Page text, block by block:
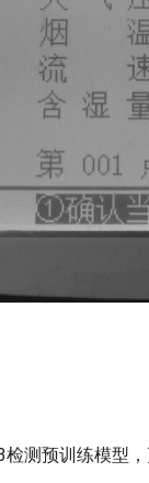
检测预训练模型